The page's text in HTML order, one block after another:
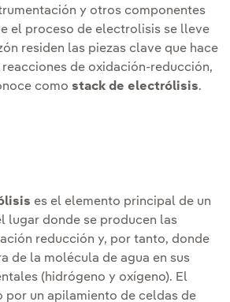
y otros componentes
el proceso de electrolisis se lleve
residen las piezas clave que hace
de oxidación-reducción,
como stack de electrólisis.
es el elemento principal de un
lugar donde se producen las
reducción y, por tanto, donde
de la molécula de agua en sus
(hidrógeno y oxígeno). El
por un apilamiento de celdas de